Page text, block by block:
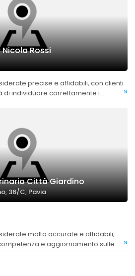
Rossi
individuare correttamente i
»
Città Giardino
36/C, Pavia
e aggiornamento sulle
»